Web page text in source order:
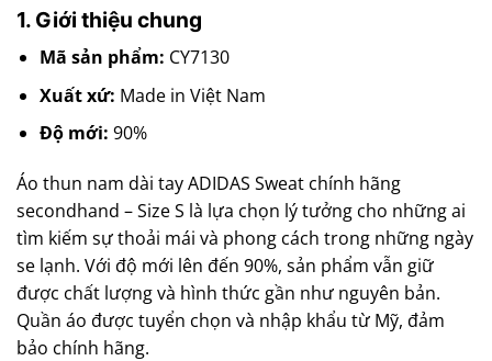
1. Giới thiệu chung
Mã sản phẩm: CY7130
Xuất xứ: Made in Việt Nam
Độ mới: 90%
Áo thun nam dài tay ADIDAS Sweat chính hãng
secondhand – Size S là lựa chọn lý tưởng cho những ai
tìm kiếm sự thoải mái và phong cách trong những ngày
se lạnh. Với độ mới lên đến 90%, sản phẩm vẫn giữ
được chất lượng và hình thức gần như nguyên bản.
Quần áo được tuyển chọn và nhập khẩu từ Mỹ, đảm
bảo chính hãng.